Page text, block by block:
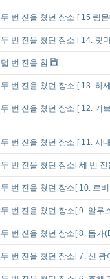
번 진을 쳤던 장소 [ 15 림
번 진을 쳤던 장소 [ 14. 릿
번 진을 침
번 진을 쳤던 장소 [ 13. 하
번 진을 쳤던 장소 [ 12. 기
번 진을 쳤던 장소 [ 11. 시
번 진을 쳤던 장소[ 세 번 진
번 진을 쳤던 장소[ 10. 르
번 진을 쳤던 장소[ 9. 알루
번 진을 쳤던 장소[ 8. 돕가
번 진을 쳤던 장소[ 7. 신